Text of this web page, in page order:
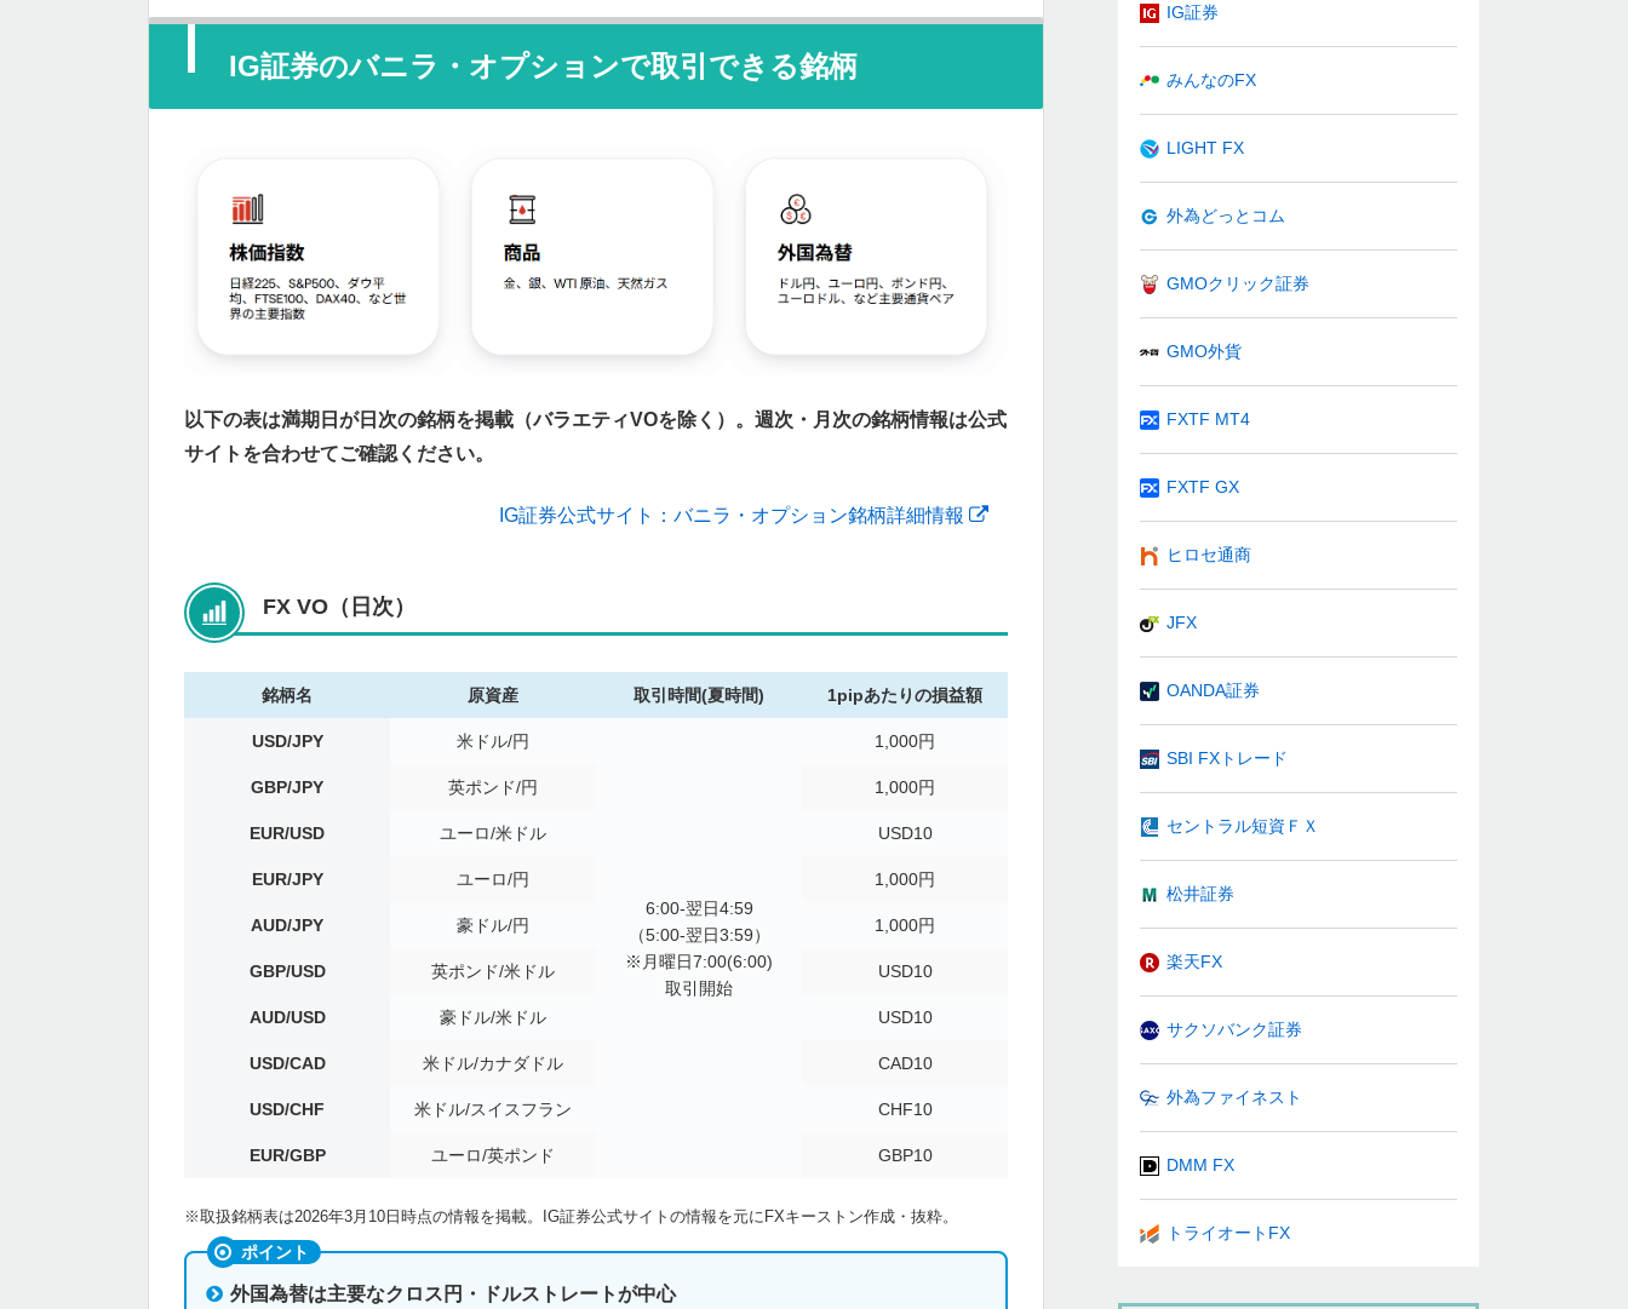
IG証券のバニラ・オプションで取引できる銘柄
以下の表は満期日が日次の銘柄を掲載（バラエティVOを除く）。週次・月次の銘柄情報は公式
サイトを合わせてご確認ください。
IG証券公式サイト：バニラ・オプション銘柄詳細情報
FX VO（日次）
銘柄名 原資産 取引時間(夏時間) 1pipあたりの損益額
USD/JPY 米ドル/円
6:00-翌日4:59
（5:00-翌日3:59）
※月曜日7:00(6:00)
取引開始
1,000円
GBP/JPY 英ポンド/円 1,000円
EUR/USD ユーロ/米ドル USD10
EUR/JPY ユーロ/円 1,000円
AUD/JPY 豪ドル/円 1,000円
GBP/USD 英ポンド/米ドル USD10
AUD/USD 豪ドル/米ドル USD10
USD/CAD 米ドル/カナダドル CAD10
USD/CHF 米ドル/スイスフラン CHF10
EUR/GBP ユーロ/英ポンド GBP10
※取扱銘柄表は2026年3月10日時点の情報を掲載。IG証券公式サイトの情報を元にFXキーストン作成・抜粋。
ポイント
外国為替は主要なクロス円・ドルストレートが中心
IG証券
みんなのFX
LIGHT FX
外為どっとコム
GMOクリック証券
GMO外貨
FXTF MT4
FXTF GX
ヒロセ通商
JFX
OANDA証券
SBI FXトレード
セントラル短資ＦＸ
松井証券
楽天FX
サクソバンク証券
外為ファイネスト
DMM FX
トライオートFX